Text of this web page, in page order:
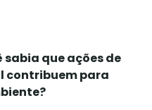
sabia que ações de
contribuem para